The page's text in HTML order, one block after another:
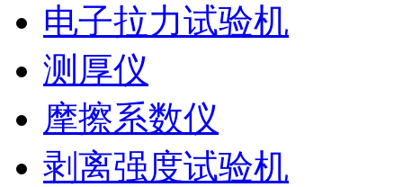
电子拉力试验机
测厚仪
摩擦系数仪
剥离强度试验机